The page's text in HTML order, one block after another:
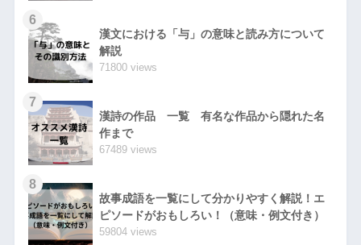
6
漢文における「与」の意味と読み方について
解説
71800 views
7
漢詩の作品 一覧 有名な作品から隠れた名
作まで
67489 views
8
故事成語を一覧にして分かりやすく解説！エ
ピソードがおもしろい！（意味・例文付き）
59804 views